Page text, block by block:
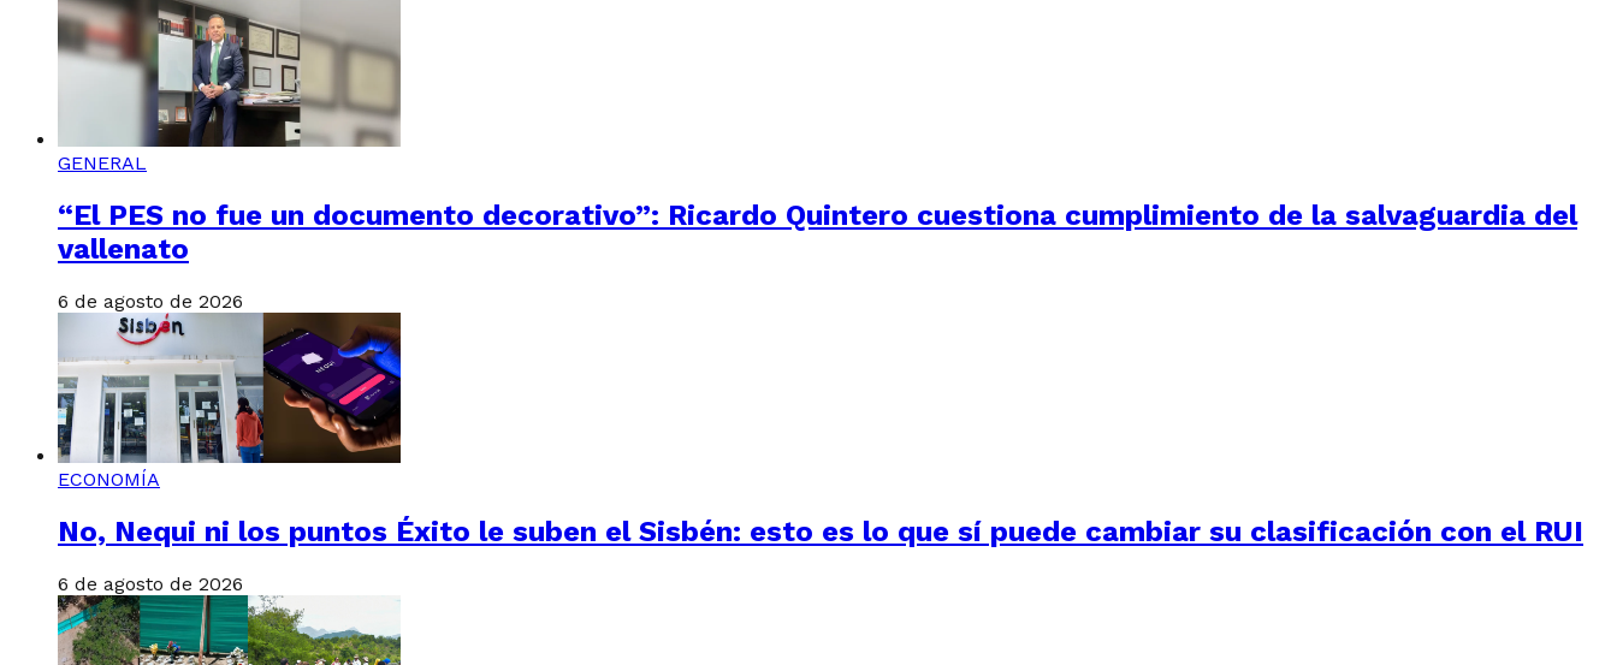
GENERAL
“El PES no fue un documento decorativo”: Ricardo Quintero cuestiona cumplimiento de la salvaguardia del
vallenato
6 de agosto de 2026
ECONOMÍA
No, Nequi ni los puntos Éxito le suben el Sisbén: esto es lo que sí puede cambiar su clasificación con el RUI
6 de agosto de 2026